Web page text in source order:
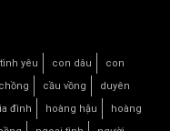
yêu con dâu
con
cầu vồng
duyên
đình hoàng hậu
hoàng